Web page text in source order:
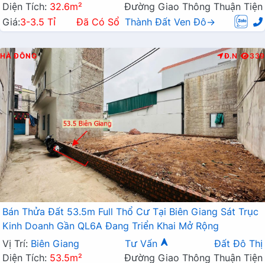
Diện Tích: 32.6m²
Đường Giao Thông Thuận Tiện
Giá:3-3.5 Tỉ Đã Có Sổ Thành Đất Ven Đô→
HÀ ĐÔNG Đ.N 339
Bán Thửa Đất 53.5m Full Thổ Cư Tại Biên Giang Sát Trục
Kinh Doanh Gần QL6A Đang Triển Khai Mở Rộng
Vị Trí: Biên Giang Tư Vấn
Đất Đô Thị
Diện Tích: 53.5m² Đường Giao Thông Thuận Tiện